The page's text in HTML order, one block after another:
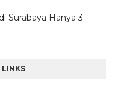
Surabaya Hanya 3
LINKS